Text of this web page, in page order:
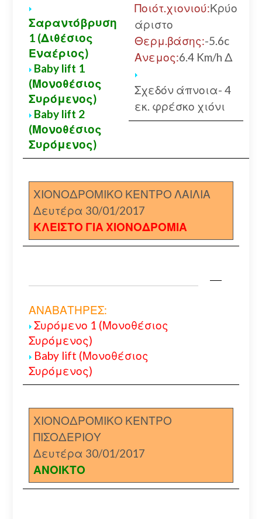
Σαραντόβρυση
1 (Διθέσιος
Εναέριος)
Baby lift 1
(Μονοθέσιος
Συρόμενος)
Baby lift 2
(Μονοθέσιος
Συρόμενος)
Ποιότ.χιονιού:Κρύο
άριστο
Θερμ.βάσης:-5.6c
Ανεμος:6.4 Km/h Δ
Σχεδόν άπνοια- 4
εκ. φρέσκο χιόνι
ΧΙΟΝΟΔΡΟΜΙΚΟ ΚΕΝΤΡΟ ΛΑΙΛΙΑ
Δευτέρα 30/01/2017
ΚΛΕΙΣΤΟ ΓΙΑ ΧΙΟΝΟΔΡΟΜΙΑ
ΑΝΑΒΑΤΗΡΕΣ:
Συρόμενο 1 (Μονοθέσιος
Συρόμενος)
Baby lift (Μονοθέσιος
Συρόμενος)
ΧΙΟΝΟΔΡΟΜΙΚΟ ΚΕΝΤΡΟ
ΠΙΣΟΔΕΡΙΟΥ
Δευτέρα 30/01/2017
ΑΝΟΙΚΤΟ